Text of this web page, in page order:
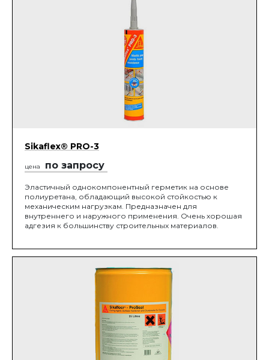
Sikaflex® PRO-3
цена по запросу
Эластичный однокомпонентный герметик на основе
полиуретана, обладающий высокой стойкостью к
механическим нагрузкам. Предназначен для
внутреннего и наружного применения. Очень хорошая
адгезия к большинству строительных материалов.